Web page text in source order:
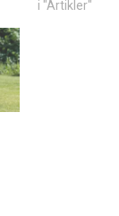
i "Artikler"